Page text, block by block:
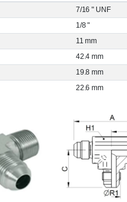
7/16 " UNF
1/8 "
11 mm
42.4 mm
19.8 mm
22.6 mm